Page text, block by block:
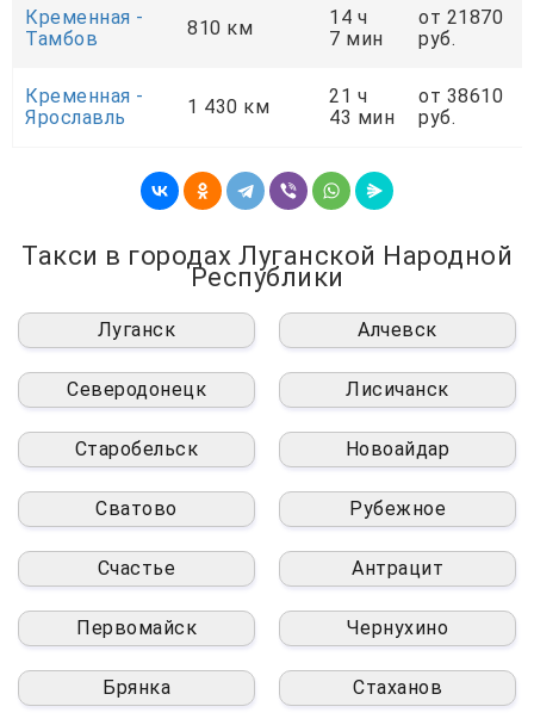
Кременная -
Тамбов
810 км
14 ч
7 мин
от 21870
руб.
Кременная -
Ярославль
1 430 км
21 ч
43 мин
от 38610
руб.
Такси в городах Луганской Народной
Республики
Луганск Алчевск
Северодонецк Лисичанск
Старобельск Новоайдар
Сватово Рубежное
Счастье Антрацит
Первомайск Чернухино
Брянка Стаханов